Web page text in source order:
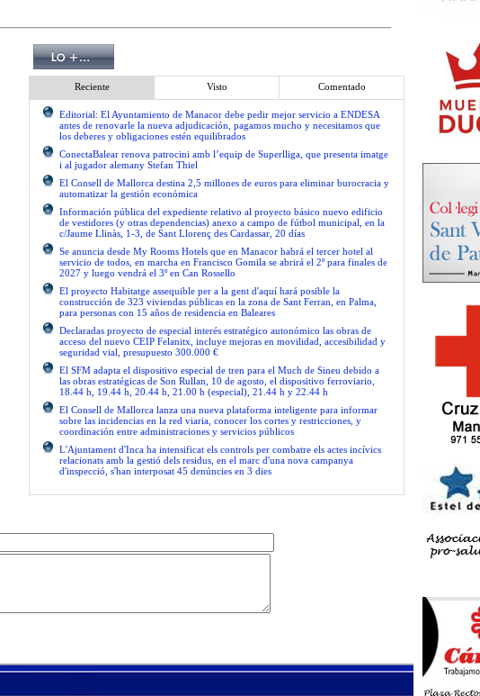
Reciente Visto Comentado
Editorial: El Ayuntamiento de Manacor debe pedir mejor servicio a ENDESA
antes de renovarle la nueva adjudicación, pagamos mucho y necesitamos que
los deberes y obligaciones estén equilibrados
ConectaBalear renova patrocini amb l’equip de Superlliga, que presenta imatge
i al jugador alemany Stefan Thiel
El Consell de Mallorca destina 2,5 millones de euros para eliminar burocracia y
automatizar la gestión económica
Información pública del expediente relativo al proyecto básico nuevo edificio
de vestidores (y otras dependencias) anexo a campo de fútbol municipal, en la
c/Jaume Llinàs, 1-3, de Sant Llorenç des Cardassar, 20 días
Se anuncia desde My Rooms Hotels que en Manacor habrá el tercer hotel al
servicio de todos, en marcha en Francisco Gomila se abrirá el 2º para finales de
2027 y luego vendrá el 3º en Can Rossello
El proyecto Habitatge assequible per a la gent d'aquí hará posible la
construcción de 323 viviendas públicas en la zona de Sant Ferran, en Palma,
para personas con 15 años de residencia en Baleares
Declaradas proyecto de especial interés estratégico autonómico las obras de
acceso del nuevo CEIP Felanitx, incluye mejoras en movilidad, accesibilidad y
seguridad vial, presupuesto 300.000 €
El SFM adapta el dispositivo especial de tren para el Much de Sineu debido a
las obras estratégicas de Son Rullan, 10 de agosto, el dispositivo ferroviario,
18.44 h, 19.44 h, 20.44 h, 21.00 h (especial), 21.44 h y 22.44 h
El Consell de Mallorca lanza una nueva plataforma inteligente para informar
sobre las incidencias en la red viaria, conocer los cortes y restricciones, y
coordinación entre administraciones y servicios públicos
L'Ajuntament d'Inca ha intensificat els controls per combatre els actes incívics
relacionats amb la gestió dels residus, en el marc d'una nova campanya
d'inspecció, s'han interposat 45 denúncies en 3 dies